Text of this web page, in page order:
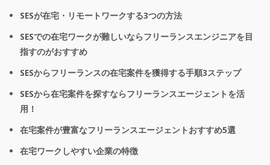
SESが在宅・リモートワークする3つの方法
SESでの在宅ワークが難しいならフリーランスエンジニアを目
指すのがおすすめ
SESからフリーランスの在宅案件を獲得する手順3ステップ
SESから在宅案件を探すならフリーランスエージェントを活
用！
在宅案件が豊富なフリーランスエージェントおすすめ5選
在宅ワークしやすい企業の特徴